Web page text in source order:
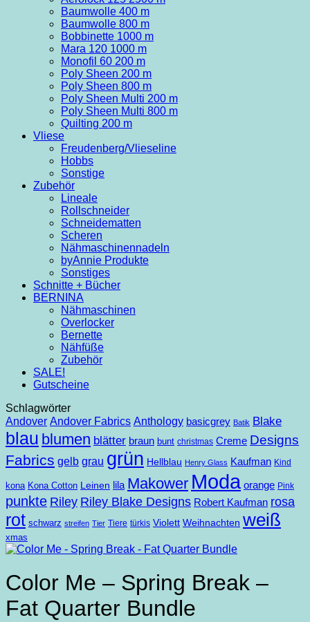
Baumwolle 400 m
Baumwolle 800 m
Bobbinette 1000 m
Mara 120 1000 m
Monofil 60 200 m
Poly Sheen 200 m
Poly Sheen 800 m
Poly Sheen Multi 200 m
Poly Sheen Multi 800 m
Quilting 200 m
Vliese
Freudenberg/Vlieseline
Hobbs
Sonstige
Zubehör
Lineale
Rollschneider
Schneidematten
Scheren
Nähmaschinennadeln
byAnnie Produkte
Sonstiges
Schnitte + Bücher
BERNINA
Nähmaschinen
Overlocker
Bernette
Nähfüße
Zubehör
SALE!
Gutscheine
Schlagwörter
Andover Andover Fabrics Anthology basicgrey Batik Blake
blau blumen blätter braun bunt christmas Creme Designs
Fabrics gelb grau grün Hellblau Henry Glass Kaufman Kind
kona Kona Cotton Leinen lila Makower Moda orange Pink
punkte Riley Riley Blake Designs Robert Kaufman rosa
rot schwarz streifen Tier Tiere türkis Violett Weihnachten weiß
xmas
Color Me – Spring Break –
Fat Quarter Bundle